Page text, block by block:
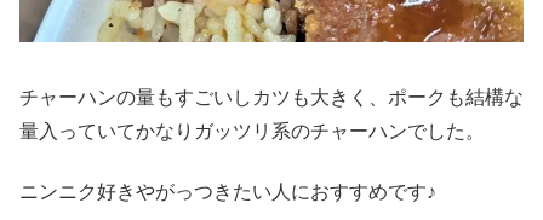
チャーハンの量もすごいしカツも大きく、ポークも結構な
量入っていてかなりガッツリ系のチャーハンでした。
ニンニク好きやがっつきたい人におすすめです♪